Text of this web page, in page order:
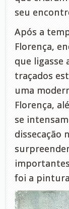
seu
Após a
Florença,
que ligasse
traçados
uma
Florença,
se
dissecação
foi a pintura